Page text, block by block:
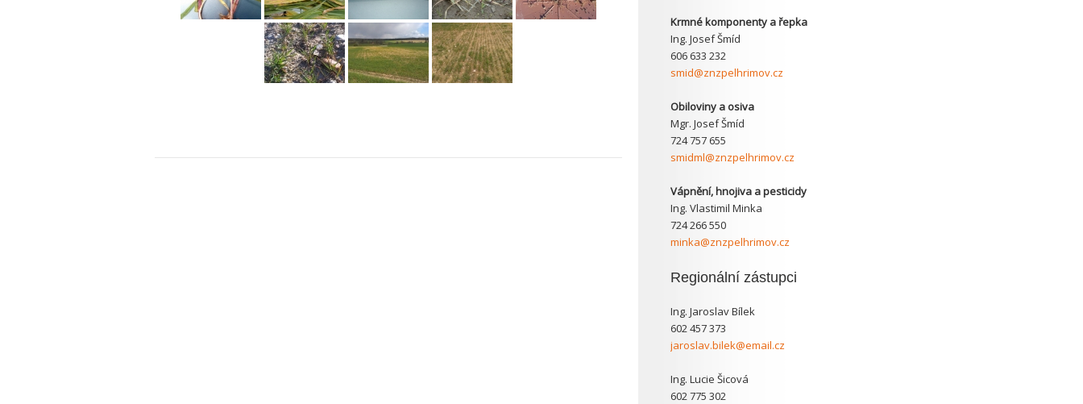
Krmné komponenty a řepka
Ing. Josef Šmíd
606 633 232
smid@znzpelhrimov.cz
Obiloviny a osiva
Mgr. Josef Šmíd
724 757 655
smidml@znzpelhrimov.cz
Vápnění, hnojiva a pesticidy
Ing. Vlastimil Minka
724 266 550
minka@znzpelhrimov.cz
Regionální zástupci
Ing. Jaroslav Bílek
602 457 373
jaroslav.bilek@email.cz
Ing. Lucie Šicová
602 775 302